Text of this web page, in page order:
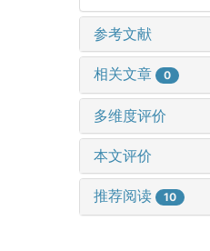
参考文献
相关文章 0
多维度评价
本文评价
推荐阅读 10